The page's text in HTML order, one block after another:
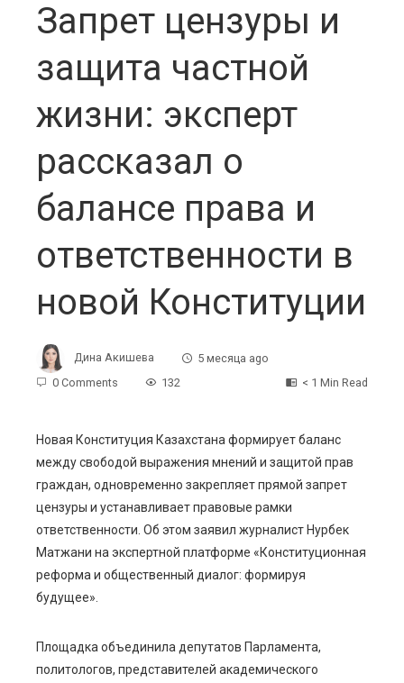
Запрет цензуры и
защита частной
жизни: эксперт
рассказал о
балансе права и
ответственности в
новой Конституции
Дина Акишева
5 месяца ago
0 Comments
132 < 1 Min Read
Новая Конституция Казахстана формирует баланс
между свободой выражения мнений и защитой прав
граждан, одновременно закрепляет прямой запрет
цензуры и устанавливает правовые рамки
ответственности. Об этом заявил журналист Нурбек
Матжани на экспертной платформе «Конституционная
реформа и общественный диалог: формируя
будущее».
Площадка объединила депутатов Парламента,
политологов, представителей академического